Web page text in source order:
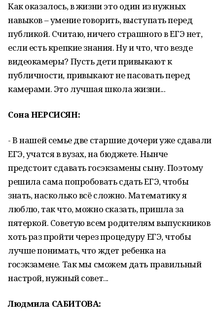
Как оказалось, в жизни это один из нужных
навыков – умение говорить, выступать перед
публикой. Считаю, ничего страшного в ЕГЭ нет,
если есть крепкие знания. Ну и что, что везде
видеокамеры? Пусть дети привыкают к
публичности, привыкают не пасовать перед
камерами. Это лучшая школа жизни...
Сона НЕРСИСЯН:
- В нашей семье две старшие дочери уже сдавали
ЕГЭ, учатся в вузах, на бюджете. Нынче
предстоит сдавать госэкзамены сыну. Поэтому
решила сама попробовать сдать ЕГЭ, чтобы
знать, насколько всё сложно. Математику я
люблю, так что, можно сказать, пришла за
пятеркой. Советую всем родителям выпускников
хоть раз пройти через процедуру ЕГЭ, чтобы
лучше понимать, что ждет ребенка на
госэкзамене. Так мы сможем дать правильный
настрой, нужный совет...
Людмила САБИТОВА: